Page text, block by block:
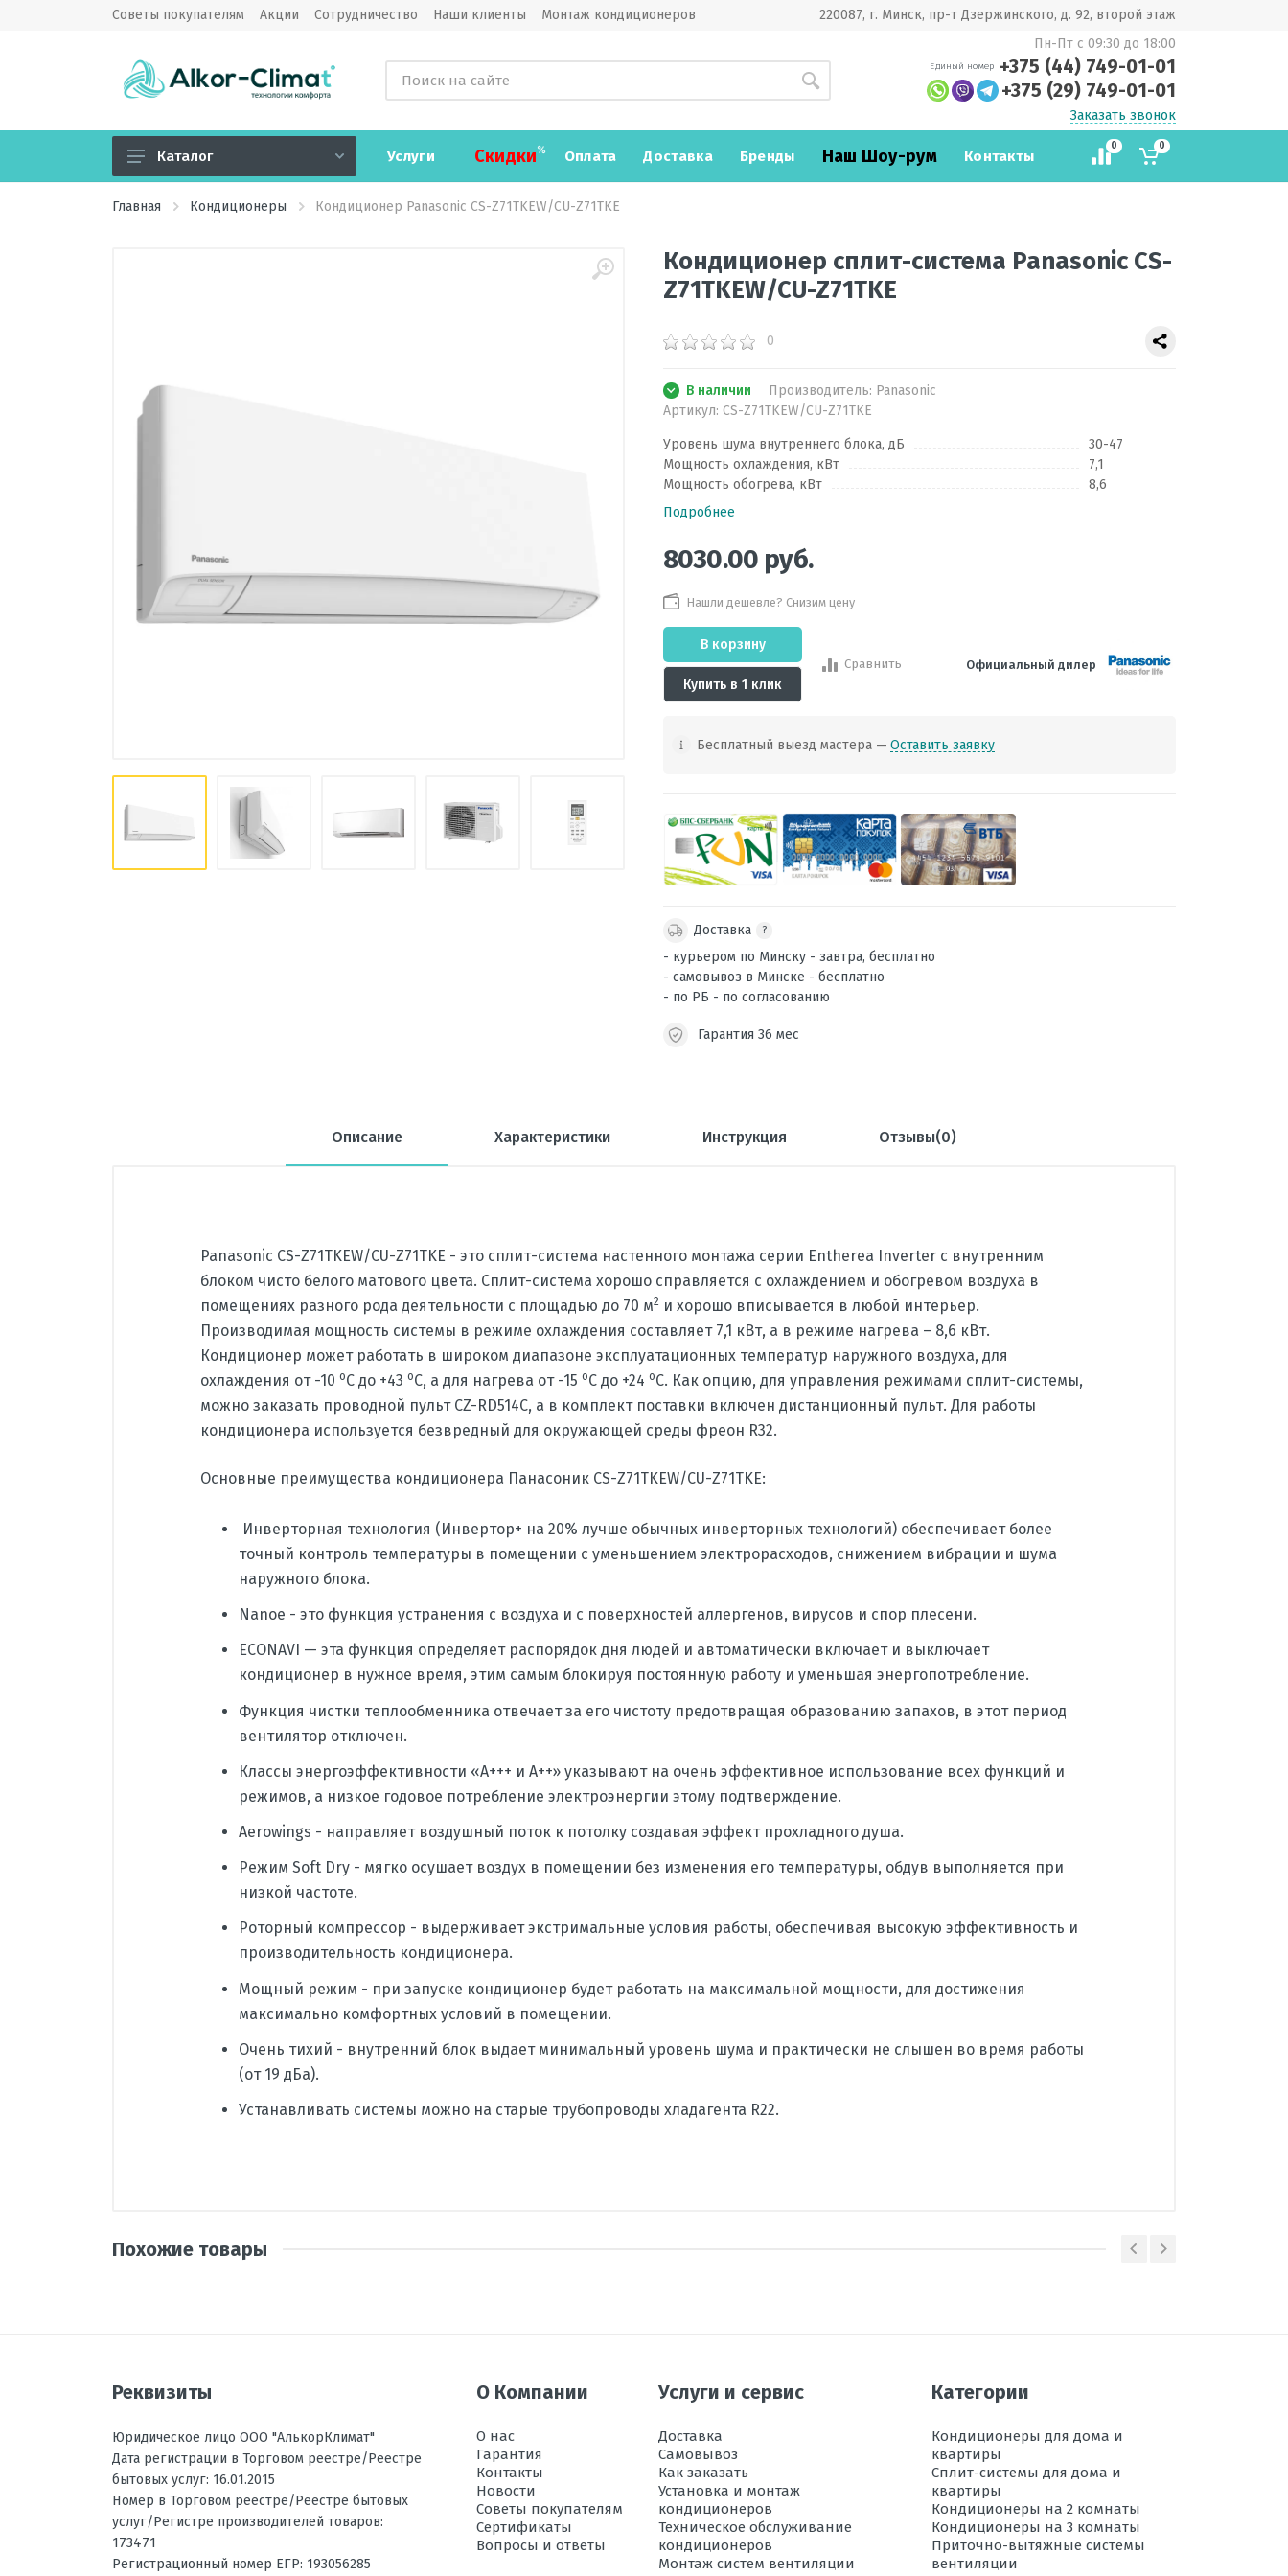
Советы покупателям Акции Сотрудничество Наши клиенты Монтаж кондиционеров
220087, г. Минск, пр-т Дзержинского, д. 92, второй этаж
Пн-Пт с 09:30 до 18:00
Единый номер +375 (44) 749-01-01
+375 (29) 749-01-01
Заказать звонок
Кондиционеры
Увлажнители, очистители,
мойки воздуха, климатические
Каталог Услуги Скидки Оплата Доставка Бренды Наш Шоу-рум Контакты
0 0
Главная Кондиционеры Кондиционер Panasonic CS-Z71TKEW/CU-Z71TKE
Кондиционер сплит-система Panasonic CS-
Z71TKEW/CU-Z71TKE
0
В наличии Производитель: Panasonic
Артикул: CS-Z71TKEW/CU-Z71TKE
Уровень шума внутреннего блока, дБ
30-47
Мощность охлаждения, кВт
7,1
Мощность обогрева, кВт
8,6
Подробнее
8030.00 руб.
Нашли дешевле? Снизим цену
В корзину
Купить в 1 клик
Сравнить Официальный дилер
Бесплатный выезд мастера — Оставить заявку
Доставка ?
- курьером по Минску - завтра, бесплатно
- самовывоз в Минске - бесплатно
- по РБ - по согласованию
Гарантия 36 мес
Описание Характеристики Инструкция Отзывы(0)
Panasonic CS-Z71TKEW/CU-Z71TKE - это сплит-система настенного монтажа серии Entherea Inverter с внутренним
блоком чисто белого матового цвета. Сплит-система хорошо справляется с охлаждением и обогревом воздуха в
помещениях разного рода деятельности с площадью до 70 м2 и хорошо вписывается в любой интерьер.
Производимая мощность системы в режиме охлаждения составляет 7,1 кВт, а в режиме нагрева – 8,6 кВт.
Кондиционер может работать в широком диапазоне эксплуатационных температур наружного воздуха, для
охлаждения от -10 oС до +43 oС, а для нагрева от -15 oС до +24 oС. Как опцию, для управления режимами сплит-системы,
можно заказать проводной пульт CZ-RD514C, а в комплект поставки включен дистанционный пульт. Для работы
кондиционера используется безвредный для окружающей среды фреон R32.
Основные преимущества кондиционера Панасоник CS-Z71TKEW/CU-Z71TKE:
Инверторная технология (Инвертор+ на 20% лучше обычных инверторных технологий) обеспечивает более
точный контроль температуры в помещении с уменьшением электрорасходов, снижением вибрации и шума
наружного блока.
Nanoe - это функция устранения с воздуха и с поверхностей аллергенов, вирусов и спор плесени.
ECONAVI — эта функция определяет распорядок дня людей и автоматически включает и выключает
кондиционер в нужное время, этим самым блокируя постоянную работу и уменьшая энергопотребление.
Функция чистки теплообменника отвечает за его чистоту предотвращая образованию запахов, в этот период
вентилятор отключен.
Классы энергоэффективности «А+++ и А++» указывают на очень эффективное использование всех функций и
режимов, а низкое годовое потребление электроэнергии этому подтверждение.
Aerowings - направляет воздушный поток к потолку создавая эффект прохладного душа.
Режим Soft Dry - мягко осушает воздух в помещении без изменения его температуры, обдув выполняется при
низкой частоте.
Роторный компрессор - выдерживает экстримальные условия работы, обеспечивая высокую эффективность и
производительность кондиционера.
Мощный режим - при запуске кондиционер будет работать на максимальной мощности, для достижения
максимально комфортных условий в помещении.
Очень тихий - внутренний блок выдает минимальный уровень шума и практически не слышен во время работы
(от 19 дБа).
Устанавливать системы можно на старые трубопроводы хладагента R22.
Тип внутреннего блока
Мощность обогрева, кВт
8,6
Температура на обогрев, °C
до -15С
Фильтрация
Электростатический, Дезодорирующий
А++
Ваше сообщение
Похожие товары
Реквизиты
Юридическое лицо ООО "АлькорКлимат"
Дата регистрации в Торговом реестре/Реестре
бытовых услуг: 16.01.2015
Номер в Торговом реестре/Реестре бытовых
услуг/Регистре производителей товаров:
173471
Регистрационный номер ЕГР: 193056285
О Компании
О нас
Гарантия
Контакты
Новости
Советы покупателям
Сертификаты
Вопросы и ответы
Услуги и сервис
Доставка
Самовывоз
Как заказать
Установка и монтаж
кондиционеров
Техническое обслуживание
кондиционеров
Монтаж систем вентиляции
Категории
Кондиционеры для дома и
квартиры
Сплит-системы для дома и
квартиры
Кондиционеры на 2 комнаты
Кондиционеры на 3 комнаты
Приточно-вытяжные системы
вентиляции